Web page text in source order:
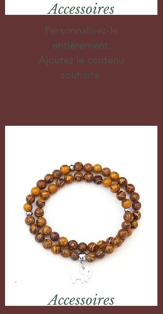
Accessoires
Personnalisez-le
entièrement.
Ajoutez le contenu
souhaité.
Accessoires